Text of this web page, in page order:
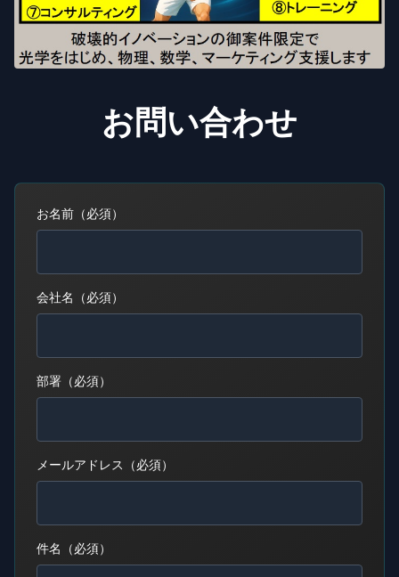
お問い合わせ
お名前（必須）
会社名（必須）
部署（必須）
メールアドレス（必須）
件名（必須）